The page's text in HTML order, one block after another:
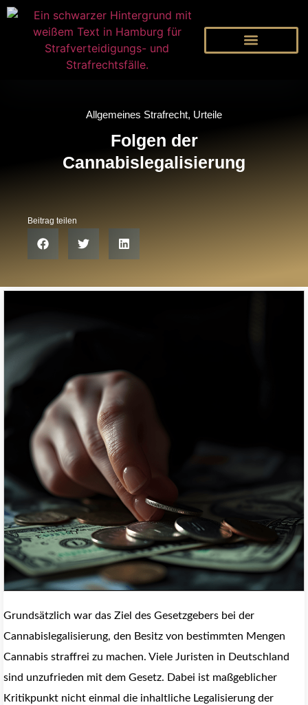
Allgemeines Strafrecht, Urteile
Folgen der
Cannabislegalisierung
Beitrag teilen
Grundsätzlich war das Ziel des Gesetzgebers bei der
Cannabislegalisierung, den Besitz von bestimmten Mengen
Cannabis straffrei zu machen. Viele Juristen in Deutschland
sind unzufrieden mit dem Gesetz. Dabei ist maßgeblicher
Kritikpunkt nicht einmal die inhaltliche Legalisierung der